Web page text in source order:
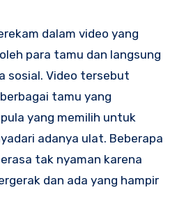
dalam video yang
para tamu dan langsung
sosial. Video tersebut
tamu yang
yang memilih untuk
adanya ulat. Beberapa
tak nyaman karena
dan ada yang hampir